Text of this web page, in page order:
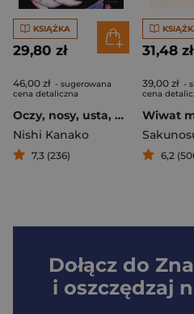
KSIĄŻKA
29,80 zł
46,00 zł - sugerowana
cena detaliczna
Oczy, nosy, usta, brwi
Nishi Kanako
7,3 (236)
31,48 zł
39,00 zł -
cena
Wiwat
6,2
Dołącz do
i oszczędzaj